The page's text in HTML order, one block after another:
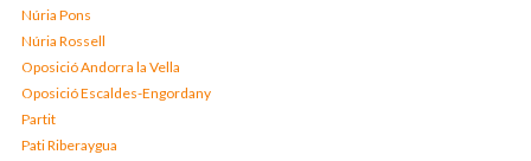
Núria Pons
Núria Rossell
Oposició Andorra la Vella
Oposició Escaldes-Engordany
Partit
Pati Riberaygua